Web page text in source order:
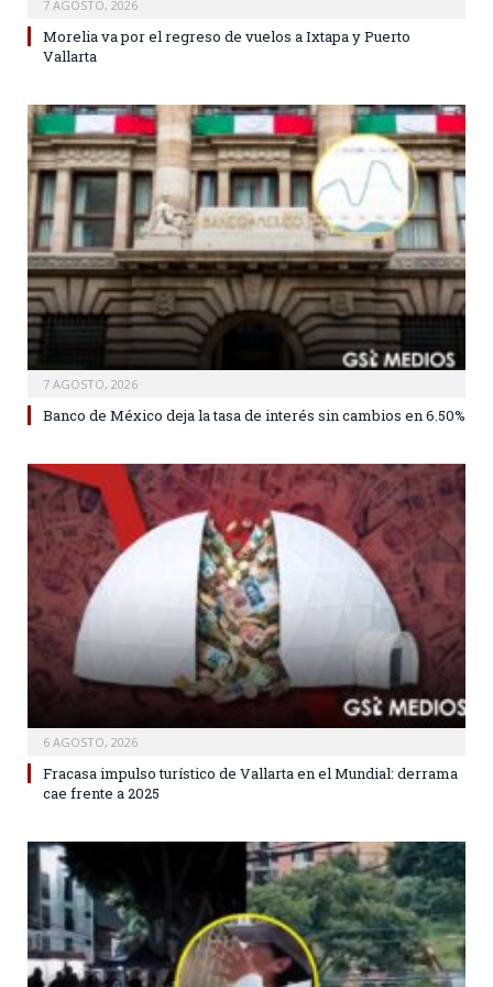
7 AGOSTO, 2026
Morelia va por el regreso de vuelos a Ixtapa y Puerto
Vallarta
7 AGOSTO, 2026
Banco de México deja la tasa de interés sin cambios en 6.50%
6 AGOSTO, 2026
Fracasa impulso turístico de Vallarta en el Mundial: derrama
cae frente a 2025